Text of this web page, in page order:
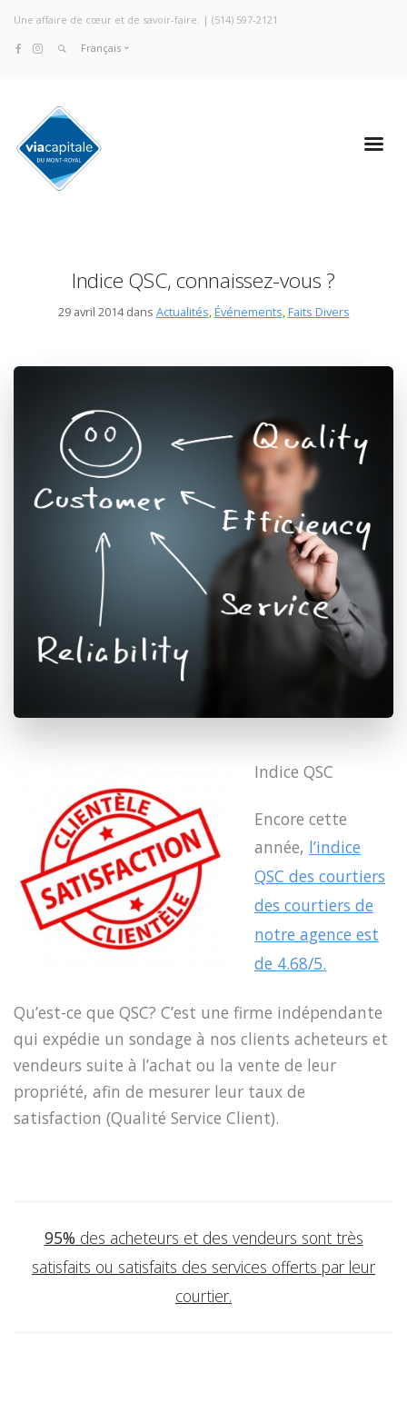
Une affaire de cœur et de savoir-faire. | (514) 597-2121
Français
Indice QSC, connaissez-vous ?
29 avril 2014 dans Actualités, Événements, Faits Divers
Indice QSC
Encore cette
année, l’indice
QSC des courtiers
des courtiers de
notre agence est
de 4.68/5.
Qu’est-ce que QSC? C’est une firme indépendante
qui expédie un sondage à nos clients acheteurs et
vendeurs suite à l’achat ou la vente de leur
propriété, afin de mesurer leur taux de
satisfaction (Qualité Service Client).
95% des acheteurs et des vendeurs sont très
satisfaits ou satisfaits des services offerts par leur
courtier.